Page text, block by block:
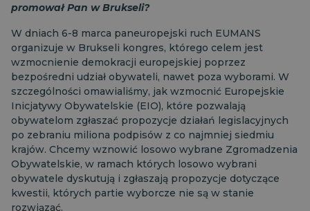
promował Pan w Brukseli?
W dniach 6-8 marca paneuropejski ruch EUMANS
organizuje w Brukseli kongres, którego celem jest
wzmocnienie demokracji europejskiej poprzez
bezpośredni udział obywateli, nawet poza wyborami. W
szczególności omawialiśmy, jak wzmocnić Europejskie
Inicjatywy Obywatelskie (EIO), które pozwalają
obywatelom zgłaszać propozycje działań legislacyjnych
po zebraniu miliona podpisów z co najmniej siedmiu
krajów. Chcemy wznowić losowo wybrane Zgromadzenia
Obywatelskie, w ramach których losowo wybrani
obywatele dyskutują i zgłaszają propozycje dotyczące
kwestii, których partie wyborcze nie są w stanie
rozwiązać.